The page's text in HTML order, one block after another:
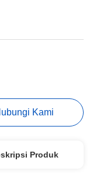
Kami
Produk